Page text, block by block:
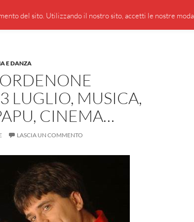
PRESENTAZIONE DI GIUSEPPE BORSOI
E DANZA
LUGLIO, MUSICA,
CINEMA…
LASCIA UN COMMENTO
del sito. Utilizzando il nostro sito, accetti le nostre